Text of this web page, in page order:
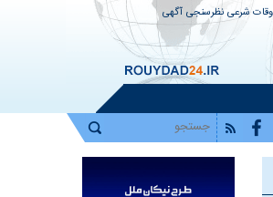
شرعی نظرسنجی آگهی